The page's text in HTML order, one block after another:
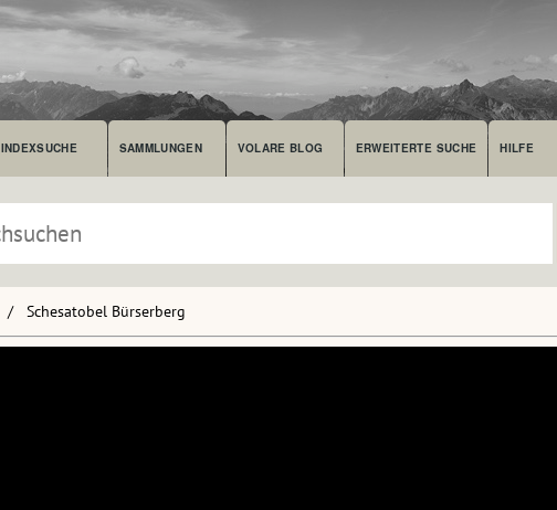
INDEXSUCHE SAMMLUNGEN VOLARE BLOG ERWEITERTE SUCHE HILFE
Schesatobel Bürserberg